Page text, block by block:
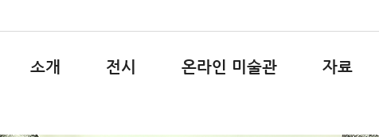
소개 전시 온라인 미술관 자료